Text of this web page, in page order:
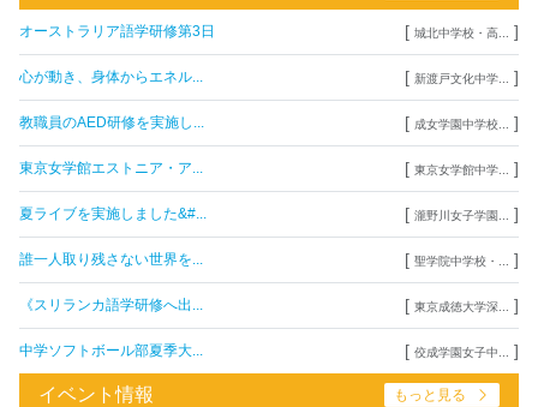
オーストラリア語学研修第3日 [ 城北中学校・高... ]
心が動き、身体からエネル... [ 新渡戸文化中学... ]
教職員のAED研修を実施し... [ 成女学園中学校... ]
東京女学館エストニア・ア... [ 東京女学館中学... ]
夏ライブを実施しました&#... [ 瀧野川女子学園... ]
誰一人取り残さない世界を... [ 聖学院中学校・... ]
《スリランカ語学研修へ出... [ 東京成徳大学深... ]
中学ソフトボール部夏季大... [ 佼成学園女子中... ]
イベント情報 もっと見る